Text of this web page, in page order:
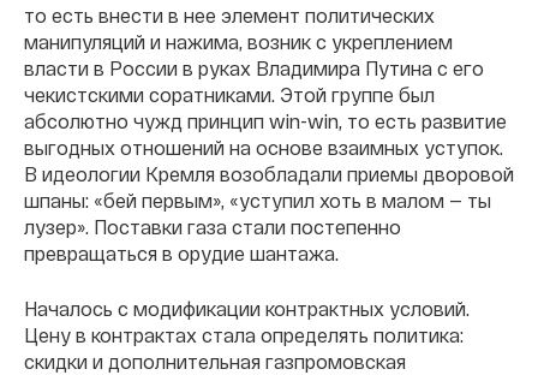
то есть внести в нее элемент политических
манипуляций и нажима, возник с укреплением
власти в России в руках Владимира Путина с его
чекистскими соратниками. Этой группе был
абсолютно чужд принцип win-win, то есть развитие
выгодных отношений на основе взаимных уступок.
В идеологии Кремля возобладали приемы дворовой
шпаны: «бей первым», «уступил хоть в малом — ты
лузер». Поставки газа стали постепенно
превращаться в орудие шантажа.
Началось с модификации контрактных условий.
Цену в контрактах стала определять политика:
скидки и дополнительная газпромовская